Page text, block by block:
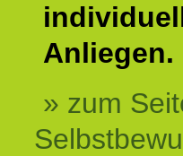
Anliegen.
» zum